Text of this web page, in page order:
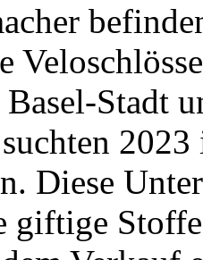
Stadt
Diese
giftige